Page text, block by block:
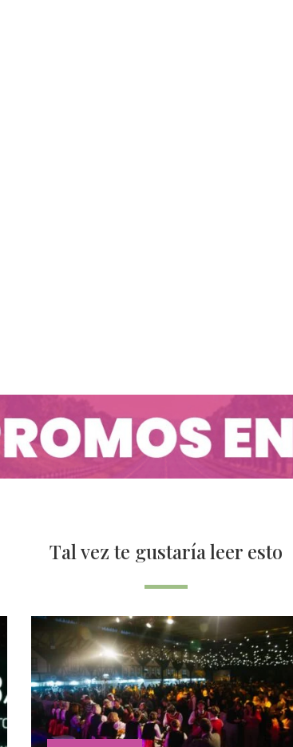
Tal vez te gustaría leer esto